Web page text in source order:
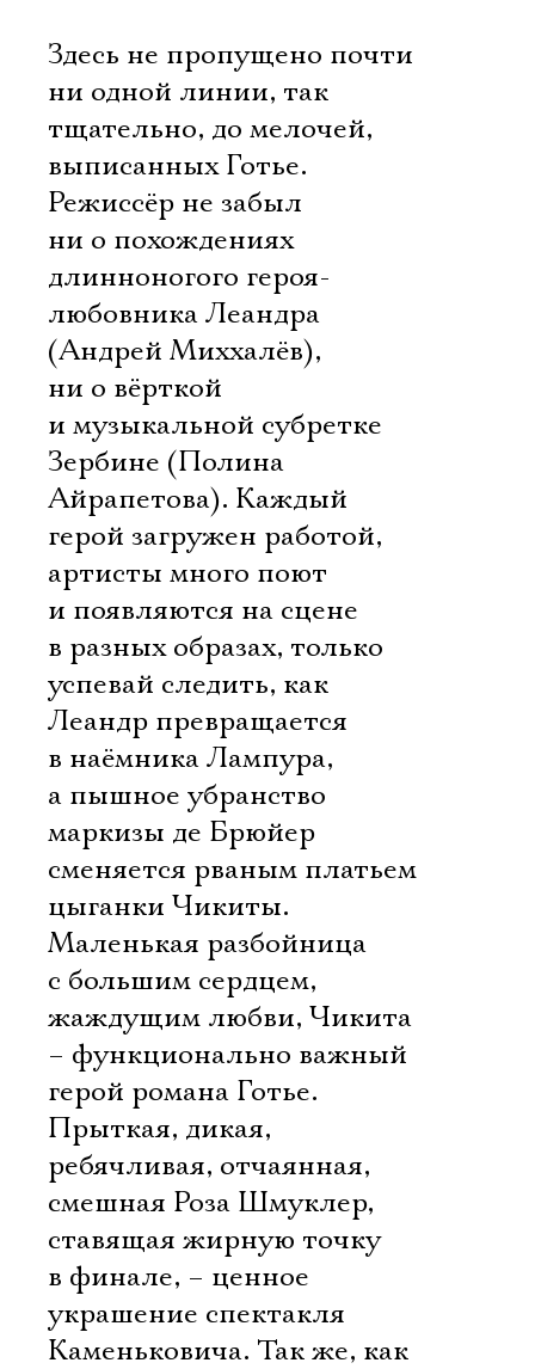
Здесь не пропущено почти
ни одной линии, так
тщательно, до мелочей,
выписанных Готье.
Режиссёр не забыл
ни о похождениях
длинноногого героя-
любовника Леандра
(Андрей Миххалёв),
ни о вёрткой
и музыкальной субретке
Зербине (Полина
Айрапетова). Каждый
герой загружен работой,
артисты много поют
и появляются на сцене
в разных образах, только
успевай следить, как
Леандр превращается
в наёмника Лампура,
а пышное убранство
маркизы де Брюйер
сменяется рваным платьем
цыганки Чикиты.
Маленькая разбойница
с большим сердцем,
жаждущим любви, Чикита
– функционально важный
герой романа Готье.
Прыткая, дикая,
ребячливая, отчаянная,
смешная Роза Шмуклер,
ставящая жирную точку
в финале, – ценное
украшение спектакля
Каменьковича. Так же, как